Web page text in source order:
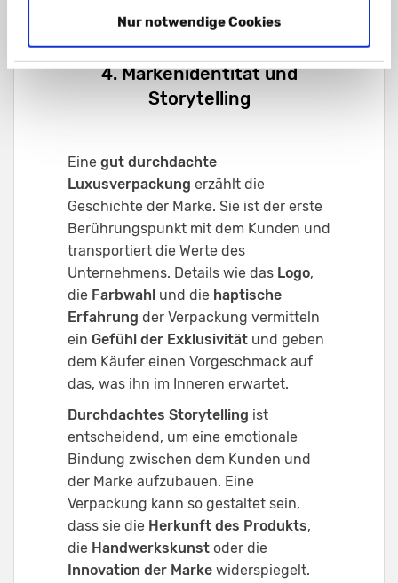
Nur notwendige Cookies
4. Markenidentität und
Storytelling
Eine gut durchdachte
Luxusverpackung erzählt die
Geschichte der Marke. Sie ist der erste
Berührungspunkt mit dem Kunden und
transportiert die Werte des
Unternehmens. Details wie das Logo,
die Farbwahl und die haptische
Erfahrung der Verpackung vermitteln
ein Gefühl der Exklusivität und geben
dem Käufer einen Vorgeschmack auf
das, was ihn im Inneren erwartet.
Durchdachtes Storytelling ist
entscheidend, um eine emotionale
Bindung zwischen dem Kunden und
der Marke aufzubauen. Eine
Verpackung kann so gestaltet sein,
dass sie die Herkunft des Produkts,
die Handwerkskunst oder die
Innovation der Marke widerspiegelt.